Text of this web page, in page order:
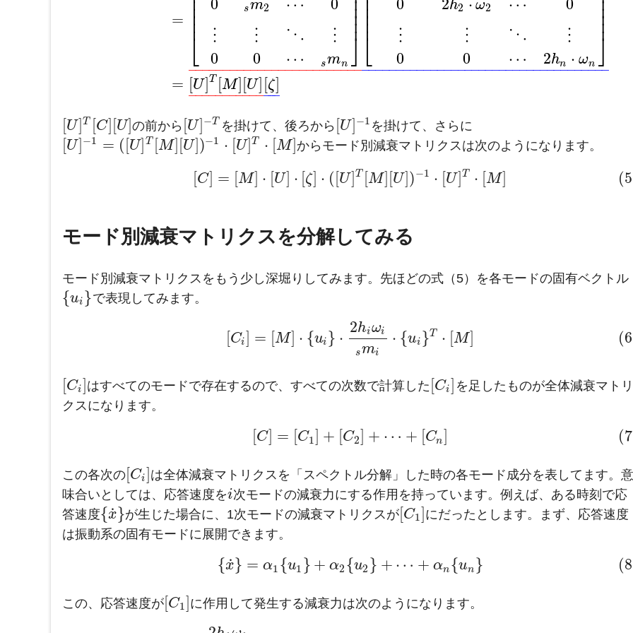
=
=
⎣
⎢⎢⎢⎢
0
⋮
0
sm2
⋮
0
⋯
⋱
⋯
0
⋮
smn ⎦
⎥⎥⎥⎥
– –
–––––––––––––––––––––––
⎣
⎢⎢⎢⎢
0
⋮
0
2h2 ⋅ ω2
⋮
0
⋯
⋱
⋯
0
⋮
2hn ⋅ ωn ⎦
⎥⎥⎥⎥
– –
––––––––––––––––––––––––––––––––––
[U] T [M] [U]
– –
–––––––––
[ζ]
––
–
[U] T [C] [U]の前から [U] −T を掛けて、後ろから [U] −1 を掛けて、さらに
[U] −1 = ([U] T [M] [U])−1 ⋅ [U]T ⋅ [M]からモード別減衰マトリクスは次のようになります。
[C] = [M] ⋅ [U] ⋅ [ζ] ⋅ ([U] T [M] [U])−1 ⋅ [U] T ⋅ [M]
モード別減衰マトリクスを分解してみる
モード別減衰マトリクスをもう少し深堀りしてみます。先ほどの式（5）を各モードの固有ベクトル
{ui }で表現してみます。
[Ci] = [M] ⋅ {ui } ⋅
2hiωi
smi
⋅ {ui }T ⋅ [M]
[Ci] はすべてのモードで存在するので、すべての次数で計算した [Ci] を足したものが全体減衰マトリ
クスになります。
C] = C1 + C2 + ⋯ + Cn
この各次の[Ci] は全体減衰マトリクスを「スペクトル分解」した時の各モード成分を表してます。
味合いとしては、応答速度をi次モードの減衰力にする作用を持っています。例えば、ある時刻で応
答速度{x
˙}が生じた場合に、1次モードの減衰マトリクスが[C1] にだったとします。まず、応答速度
は振動系の固有モードに展開できます。
{x
˙} = α1 {u1 } + α2 {u2 } + ⋯ + αn {un }
この、応答速度が[C1] に作用して発生する減衰力は次のようになります。